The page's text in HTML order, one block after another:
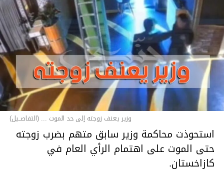
وزير يعنف زوجته إلى حد الموت ... (التفاصــيل)
استحوذت محاكمة وزير سابق متهم بضرب زوجته
حتى الموت على اهتمام الرأي العام في
كازاخستان.